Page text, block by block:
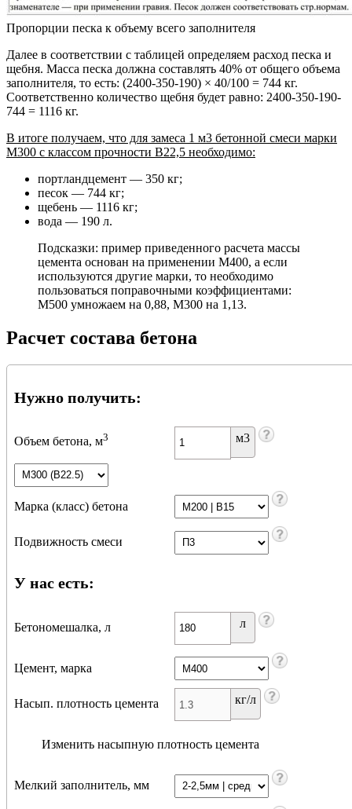
Пропорции песка к объему всего заполнителя
Далее в соответствии с таблицей определяем расход песка и
щебня. Масса песка должна составлять 40% от общего объема
заполнителя, то есть: (2400-350-190) × 40/100 = 744 кг.
Соответственно количество щебня будет равно: 2400-350-190-
744 = 1116 кг.
В итоге получаем, что для замеса 1 м3 бетонной смеси марки
М300 с классом прочности В22,5 необходимо:
портландцемент — 350 кг;
песок — 744 кг;
щебень — 1116 кг;
вода — 190 л.
Подсказки: пример приведенного расчета массы
цемента основан на применении М400, а если
используются другие марки, то необходимо
пользоваться поправочными коэффициентами:
М500 умножаем на 0,88, М300 на 1,13.
Расчет состава бетона
Нужно получить:
Объем бетона, м3 м3
Марка (класс) бетона
Подвижность смеси
У нас есть:
Бетономешалка, л л
Цемент, марка
Насып. плотность цемента кг/л
Изменить насыпную плотность цемента
Мелкий заполнитель, мм